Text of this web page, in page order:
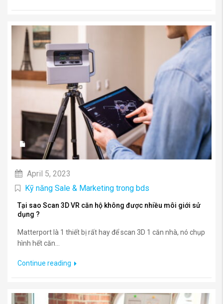
April 5, 2023
Kỹ năng Sale & Marketing trong bds
Tại sao Scan 3D VR căn hộ không được nhiều môi giới sử
dụng ?
Matterport là 1 thiết bị rất hay để scan 3D 1 căn nhà, nó chụp
hình hết căn...
Continue reading